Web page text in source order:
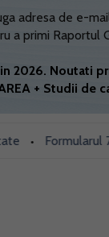
adresa de e-
a primi Raportul
in 2026. Noutati
+ Studii de
Formularul 700,